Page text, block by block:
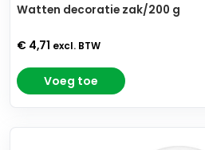
Watten decoratie zak/200 g
€ 4,71 excl. BTW
Voeg toe